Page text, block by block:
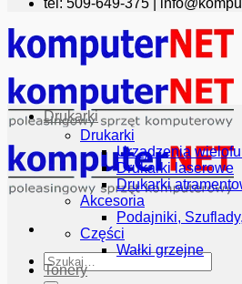
tel: 509-649-375 |
Szukaj:
Drukarki
Drukarki
Urządzenia
Drukarki laserowe
Drukarki
Akcesoria
Podajniki,
Części
Wałki grzejne
Tonery